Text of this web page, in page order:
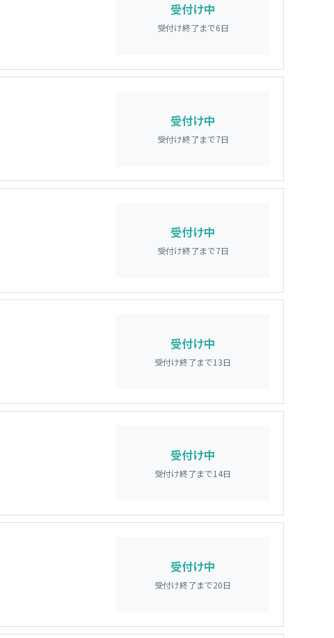
受付け中
受付け終了まで6日
受付け中
受付け終了まで7日
受付け中
受付け終了まで7日
受付け中
受付け終了まで13日
受付け中
受付け終了まで14日
受付け中
受付け終了まで20日